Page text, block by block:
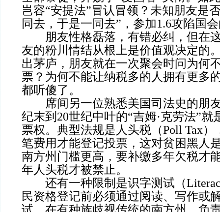
岂容“安提法”冒认冒领？未知朋友是
同去，于是一同去”，参加1.6攻陷国
朋友性格磊落，有错必纠，但在
友的粉川情结从根上是价值观决定的
出茅庐，朋友就在一次聚会时问为何
票？为何不能让纳税多的人拥有更多
都听傻了。
席间另一位熟悉美国司法史的朋友
纪末到20世纪中叶的“吉姆·克劳法”就
票权。典型法规是人头税（Poll Tax
笔费用才能登记投票，这对贫困黑人
南方州门槛更高，要补缴多年欠税才
年人头税才被禁止。
还有一种限制是识字测试（
民资格登记前必须通过阅读、写作或